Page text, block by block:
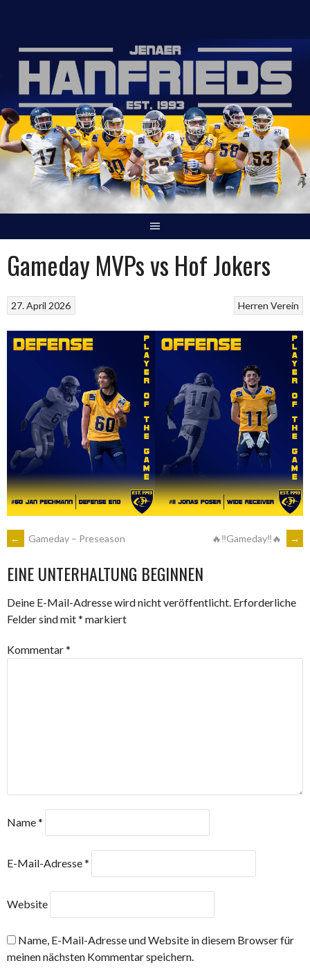
Gameday MVPs vs Hof Jokers
Herren Verein
27. April 2026
ARTIKEL-
NAVIGATION
← Gameday – Preseason 🔥‼Gameday‼🔥 →
EINE UNTERHALTUNG BEGINNEN
Deine E-Mail-Adresse wird nicht veröffentlicht. Erforderliche
Felder sind mit* markiert
Kommentar*
Name*
E-Mail-Adresse*
Website
Name, E-Mail-Adresse und Website in diesem Browser für
meinen nächsten Kommentar speichern.